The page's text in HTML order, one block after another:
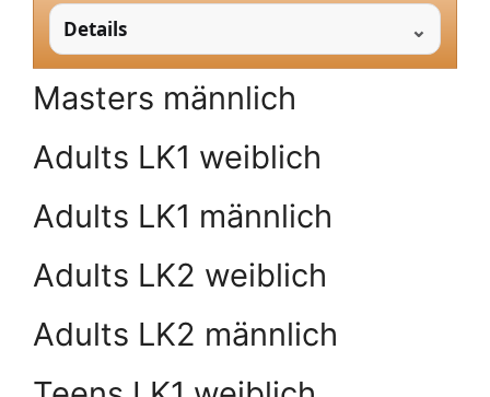
Details
Masters männlich
Adults LK1 weiblich
Adults LK1 männlich
Adults LK2 weiblich
Adults LK2 männlich